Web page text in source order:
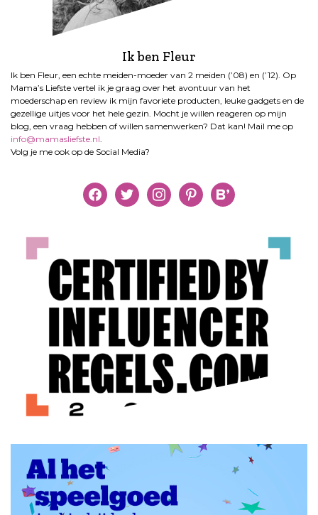
Ik ben Fleur
Ik ben Fleur, een echte meiden-moeder van 2 meiden (’08) en (’12). Op
Mama’s Liefste vertel ik je graag over het avontuur van het
moederschap en review ik mijn favoriete producten, leuke gadgets en de
gezellige uitjes voor het hele gezin. Mocht je willen reageren op mijn
blog, een vraag hebben of willen samenwerken? Dat kan! Mail me op
info@mamasliefste.nl
Volg je me ook op de Social Media?
facebooktwitter instagrampinterestbloglovin